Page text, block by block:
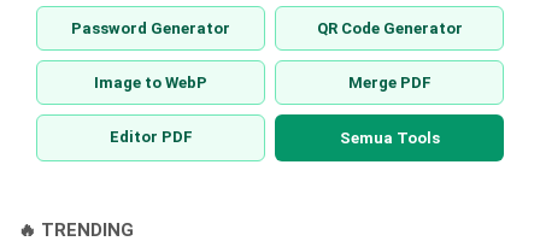
Password Generator QR Code Generator
Image to WebP Merge PDF
Editor PDF Semua Tools
🔥 TRENDING